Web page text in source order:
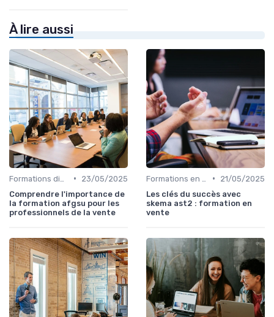
À lire aussi
•
23/05/2025
Comprendre l'importance de
la formation afgsu pour les
professionnels de la vente
•
21/05/2025
Les clés du succès avec
skema ast2 : formation en
vente